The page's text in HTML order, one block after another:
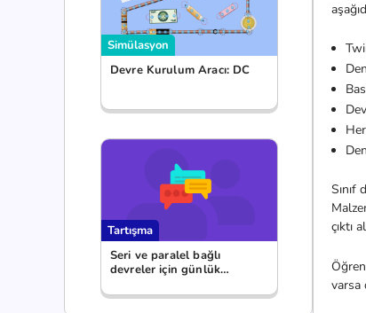
Simülasyon
Devre Kurulum Aracı: DC
Tartışma
Seri ve paralel bağlı
devreler için günlük
paylaş.
Sınıf
çıktı
varsa